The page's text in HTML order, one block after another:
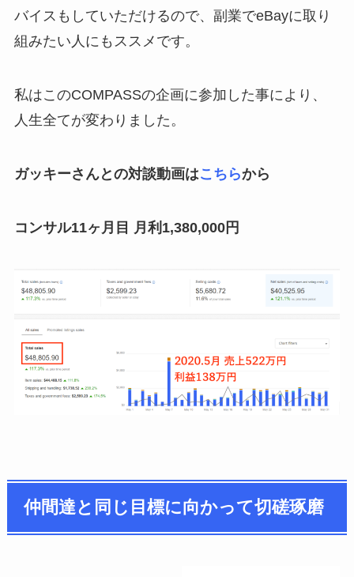
バイスもしていただけるので、副業でeBayに取り
組みたい人にもススメです。
私はこのCOMPASSの企画に参加した事により、
人生全てが変わりました。
ガッキーさんとの対談動画はこちらから
コンサル11ヶ月目 月利1,380,000円
仲間達と同じ目標に向かって切磋琢磨